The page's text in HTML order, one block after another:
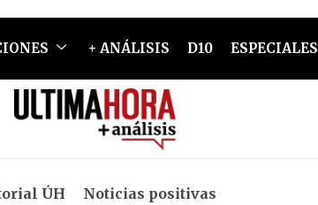
+ ANÁLISIS D10 ESPECIALES
ÚH Noticias positivas